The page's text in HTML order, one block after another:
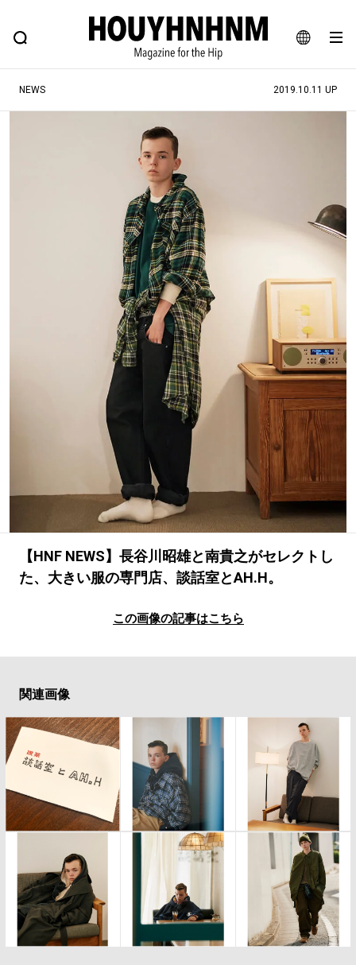
JA
EN
FEATURE BLOG SNAP
ヒップなファッション、カルチャー、ライフスタイルWEBマガジン
#SHOPPING ADDICT #憧れの逸品
#ESSENTIAL DESIGNS #古着サミット
#NEW VINTAGE #マイナーグッド図鑑
#路地裏てぃーん。 #MONTHLY JOURNAL
#GH 銘品の所以 #フイナムのYouTube
#FOCUS IT #AH.H
#FASHION #MUSIC #MOVIE
#SNEAKER
#HANDSOME HANDBOOK
NEWS 2019.10.11 UP
【HNF NEWS】長谷川昭雄と南貴之がセレクトし
た、大きい服の専門店、談話室とAH.H。
この画像の記事はこちら
関連画像